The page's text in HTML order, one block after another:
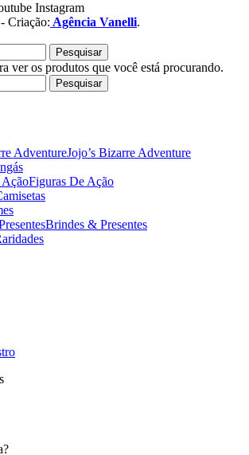
Instagram
Criação: Agência Vanelli.
Pesquisar
ver os produtos que você está procurando.
Pesquisar
Jojo’s Bizarre Adventure
Figuras De Ação
Brindes & Presentes